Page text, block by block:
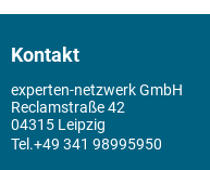
Kontakt
experten-netzwerk GmbH
Reclamstraße 42
04315 Leipzig
+49 341 98995950